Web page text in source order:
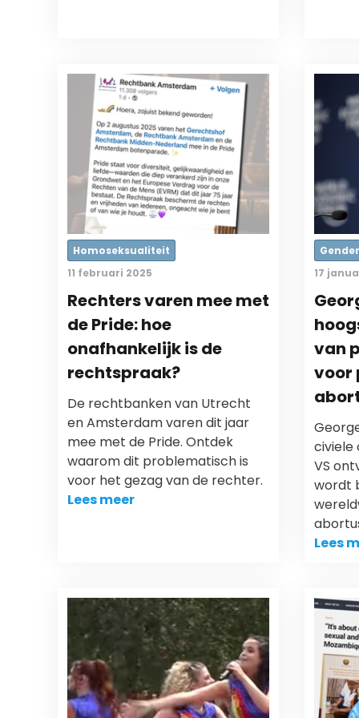
Homoseksualiteit
11 februari 2025
Rechters varen mee met
de Pride: hoe
onafhankelijk is de
rechtspraak?
De rechtbanken van Utrecht
en Amsterdam varen dit jaar
mee met de Pride. Ontdek
waarom dit problematisch is
voor het gezag van de rechter.
Lees meer
Gender
17
van
voor
civiele
VS
wordt
Lees